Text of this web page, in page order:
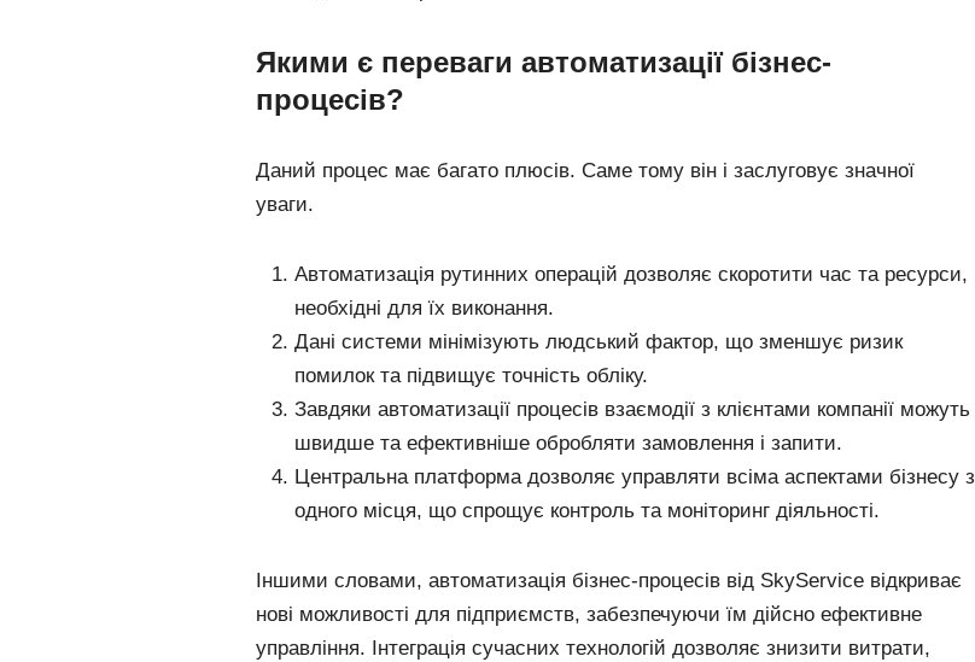
Якими є переваги автоматизації бізнес-
процесів?
Даний процес має багато плюсів. Саме тому він і заслуговує значної
уваги.
Автоматизація рутинних операцій дозволяє скоротити час та ресурси,
необхідні для їх виконання.
Дані системи мінімізують людський фактор, що зменшує ризик
помилок та підвищує точність обліку.
Завдяки автоматизації процесів взаємодії з клієнтами компанії можуть
швидше та ефективніше обробляти замовлення і запити.
Центральна платформа дозволяє управляти всіма аспектами бізнесу з
одного місця, що спрощує контроль та моніторинг діяльності.
Іншими словами, автоматизація бізнес-процесів від SkyService відкриває
нові можливості для підприємств, забезпечуючи їм дійсно ефективне
управління. Інтеграція сучасних технологій дозволяє знизити витрати,